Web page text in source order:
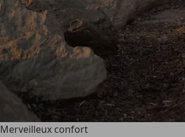
Merveilleux confort